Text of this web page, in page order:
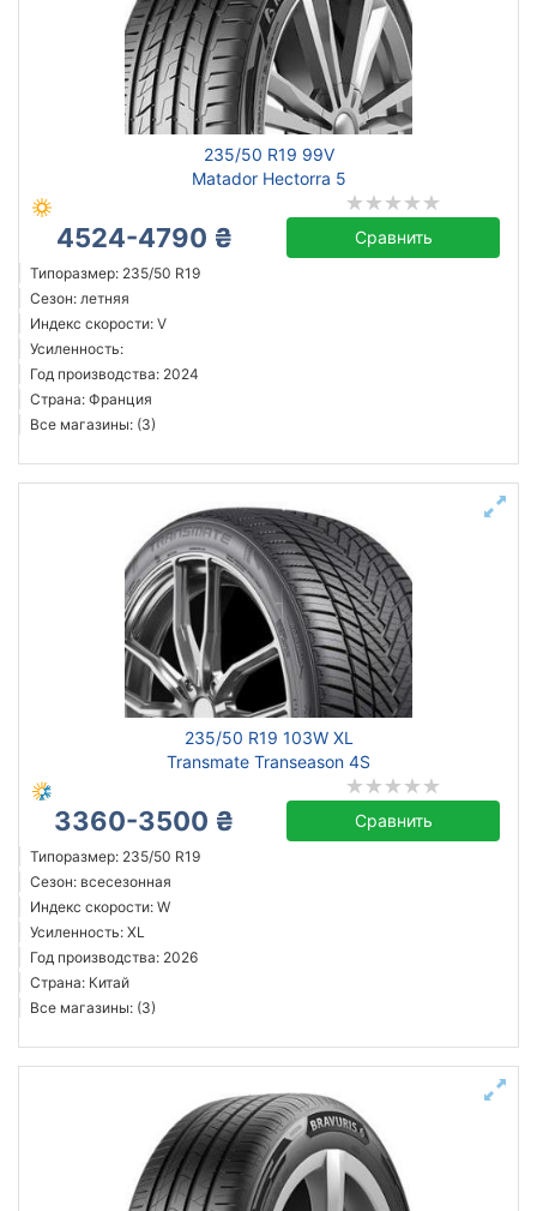
235/50 R19 99V
Matador Hectorra 5
4524-4790 ₴ Сравнить
Типоразмер: 235/50 R19
Сезон: летняя
Индекс скорости: V
Усиленность:
Год производства: 2024
Страна: Франция
Все магазины: (3)
235/50 R19 103W XL
Transmate Transeason 4S
3360-3500 ₴ Сравнить
Типоразмер: 235/50 R19
Сезон: всесезонная
Индекс скорости: W
Усиленность: XL
Год производства: 2026
Страна: Китай
Все магазины: (3)